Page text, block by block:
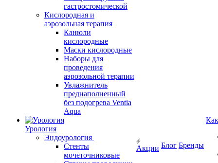
гастростомической
Кислородная и
аэрозольная терапия
Канюли
кислородные
Маски кислородные
Наборы для
проведения
аэрозольной терапии
Увлажнитель
преднаполненный
без подогрева Ventia
Aqua
Урология
Эндоурология
Стенты
мочеточниковые
Акции Блог Бренды